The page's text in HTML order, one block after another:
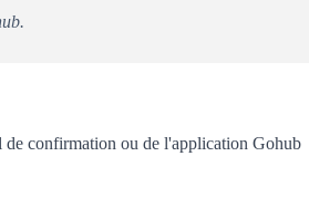
confirmation ou de l'application Gohub